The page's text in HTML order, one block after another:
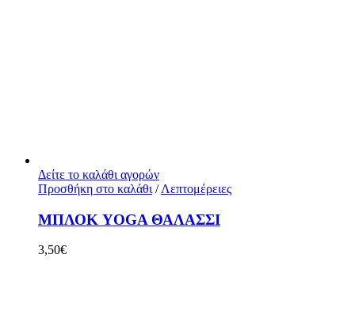
Δείτε το καλάθι αγορών
Προσθήκη στο καλάθι / Λεπτομέρειες
ΜΠΛΟΚ YOGA ΘΑΛΑΣΣΙ
3,50€